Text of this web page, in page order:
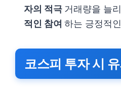
자의 적극
적인 참여
거래량을 늘
하는 긍정적
코스피 투자 시